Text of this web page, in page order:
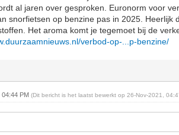
al jaren over gesproken. Euronorm voor
snorfietsen op benzine pas in 2025. Heerlijk
Het aroma komt je tegemoet bij de
verbod-op-...p-benzine/
04:44 PM(Dit bericht is het laatst bewerkt op 26-Nov-2021,